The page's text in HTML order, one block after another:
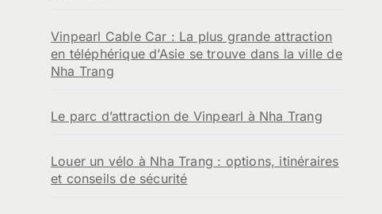
Vinpearl Cable Car : La plus grande attraction
en téléphérique d’Asie se trouve dans la ville de
Nha Trang
Le parc d’attraction de Vinpearl à Nha Trang
Louer un vélo à Nha Trang : options, itinéraires
et conseils de sécurité